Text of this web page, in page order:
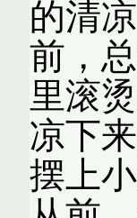
的清
前，
里滚
凉下
摆上